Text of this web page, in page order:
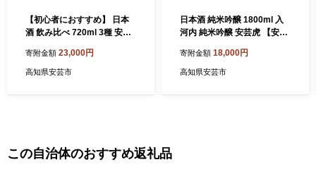
【初心者におすすめ】 日本
酒 飲み比べ 720ml 3種 安芸
純米吟醸 / 素 純米吟醸 発泡
生酒 ) 飲みやすい 甘口 地酒
答 贈り物 誕生日 敬老の日 お
祝い 安芸市 高知県 有光酒造
寄附金額 23,000円
高知県安芸市
日本酒 純米吟醸 1800ml 入
河内 純米吟醸 安芸虎 【安芸
酒 酒 お酒 さけ 日本酒 純米
吟醸 一升瓶 蔵元 土佐 酒造
寄附金額 18,000円
高知県安芸市
この自治体のおすすめ返礼品